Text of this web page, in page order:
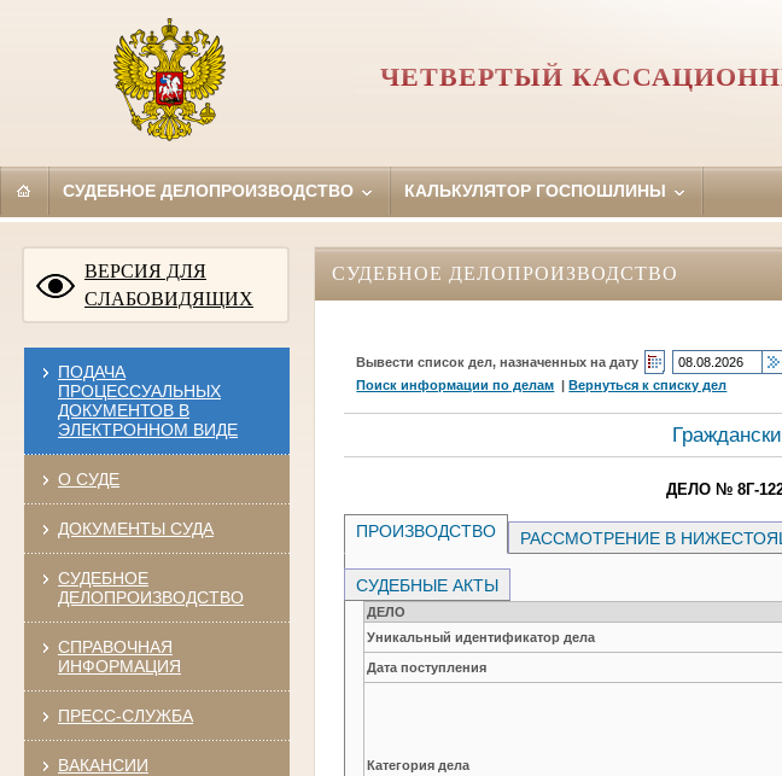
ЧЕТВЕРТЫЙ
СУДЕБНОЕ ДЕЛОПРОИЗВОДСТВО КАЛЬКУЛЯТОР ГОСПОШЛИНЫ
ВЕРСИЯ ДЛЯ
СЛАБОВИДЯЩИХ
ПОДАЧА
ПРОЦЕССУАЛЬНЫХ
ДОКУМЕНТОВ В
ЭЛЕКТРОННОМ ВИДЕ
О СУДЕ
ДОКУМЕНТЫ СУДА
СУДЕБНОЕ
ДЕЛОПРОИЗВОДСТВО
СПРАВОЧНАЯ
ИНФОРМАЦИЯ
ПРЕСС-СЛУЖБА
ВАКАНСИИ
СУДЕБНОЕ ДЕЛОПРОИЗВОДСТВО
Вывести список дел, назначенных на дату
Поиск информации по делам |Вернуться к списку дел
ДЕЛО № 8Г-
ПРОИЗВОДСТВО РАССМОТРЕНИЕ В
СУДЕБНЫЕ АКТЫ
ДЕЛО
Уникальный идентификатор дела
Дата поступления
Категория дела